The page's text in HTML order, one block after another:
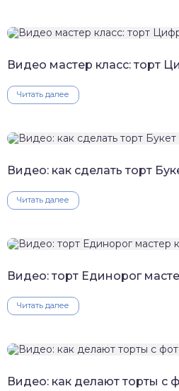
Видео мастер класс: торт
Читать далее
Видео: как сделать торт
Читать далее
Видео: торт Единорог
Читать далее
Видео: как делают торты с